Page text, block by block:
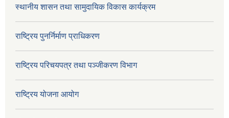
स्थानीय शासन तथा सामुदायिक विकास कार्यक्रम
राष्ट्रिय पुनर्निर्माण प्राधिकरण
राष्ट्रिय परिचयपत्र तथा पञ्जीकरण विभाग
राष्ट्रिय योजना आयोग